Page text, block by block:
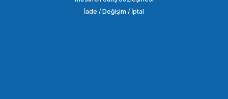
İade / Değişim / İptal